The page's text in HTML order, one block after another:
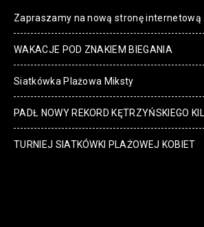
Zapraszamy na nową stronę internetową
WAKACJE POD ZNAKIEM BIEGANIA
Siatkówka Plażowa Miksty
PADŁ NOWY REKORD KĘTRZYŃSKIEGO
TURNIEJ SIATKÓWKI PLAŻOWEJ KOBIET